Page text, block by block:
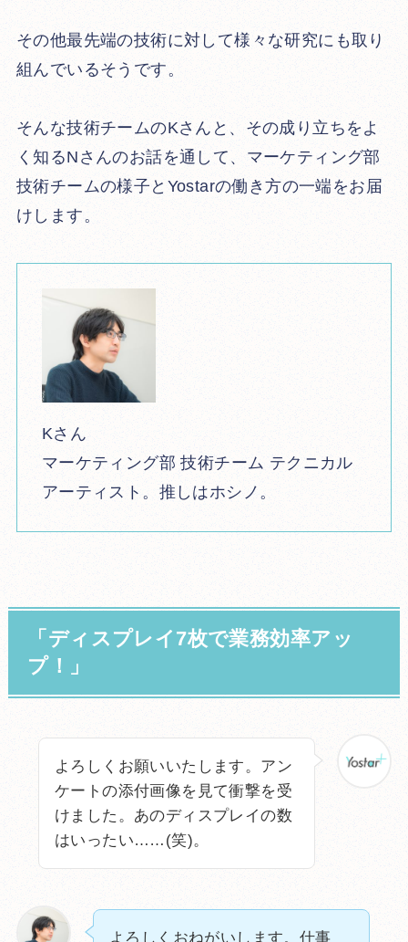
その他最先端の技術に対して様々な研究にも取り
組んでいるそうです。
そんな技術チームのKさんと、その成り立ちをよ
く知るNさんのお話を通して、マーケティング部
技術チームの様子とYostarの働き方の一端をお届
けします。
Kさん
マーケティング部 技術チーム テクニカル
アーティスト。推しはホシノ。
「ディスプレイ7枚で業務効率アッ
プ！」
よろしくお願いいたします。アン
ケートの添付画像を見て衝撃を受
けました。あのディスプレイの数
はいったい……(笑)。
よろしくおねがいします。仕事